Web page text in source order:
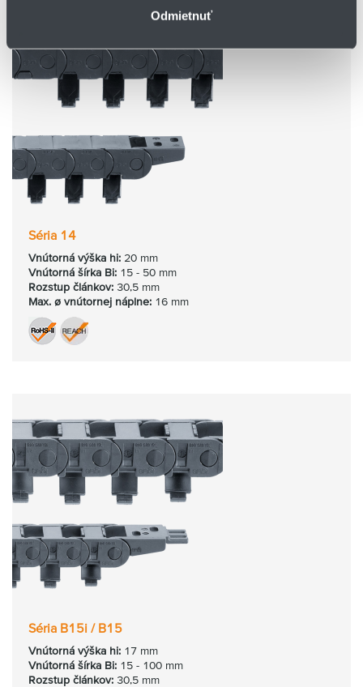
Odmietnuť
Séria 14
Vnútorná výška hi: 20 mm
Vnútorná šírka Bi: 15 - 50 mm
Rozstup článkov: 30,5 mm
Max. ø vnútornej náplne: 16 mm
Séria B15i / B15
Vnútorná výška hi: 17 mm
Vnútorná šírka Bi: 15 - 100 mm
Rozstup článkov: 30,5 mm